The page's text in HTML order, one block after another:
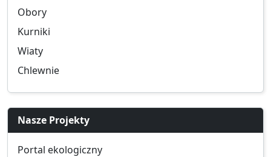
Obory
Kurniki
Wiaty
Chlewnie
Nasze Projekty
Portal ekologiczny